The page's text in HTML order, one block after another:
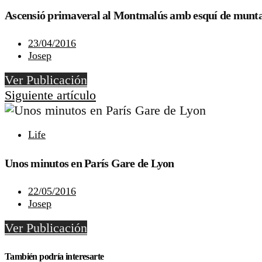
Ascensió primaveral al Montmalús amb esquí de
23/04/2016
Josep
Ver Publicación
Siguiente artículo
Life
Unos minutos en París Gare de Lyon
22/05/2016
Josep
Ver Publicación
También podría interesarte